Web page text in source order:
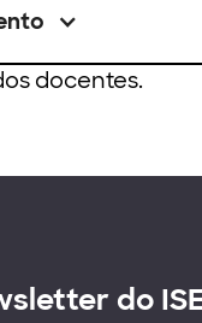
docentes.
do